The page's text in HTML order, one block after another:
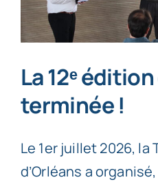
La 12ᵉ
terminée !
Le 1er juillet 2026, la
d’Orléans a organisé,